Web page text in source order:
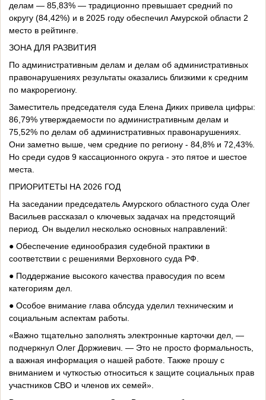
делам — 85,83% — традиционно превышает средний по
округу (84,42%) и в 2025 году обеспечил Амурской области 2
место в рейтинге.
ЗОНА ДЛЯ РАЗВИТИЯ
По административным делам и делам об административных
правонарушениях результаты оказались близкими к средним
по макрорегиону.
Заместитель председателя суда Елена Диких привела цифры:
86,79% утверждаемости по административным делам и
75,52% по делам об административных правонарушениях.
Они заметно выше, чем средние по региону - 84,8% и 72,43%.
Но среди судов 9 кассационного округа - это пятое и шестое
места.
ПРИОРИТЕТЫ НА 2026 ГОД
На заседании председатель Амурского областного суда Олег
Васильев рассказал о ключевых задачах на предстоящий
период. Он выделил несколько основных направлений:
● Обеспечение единообразия судебной практики в
соответствии с решениями Верховного суда РФ.
● Поддержание высокого качества правосудия по всем
категориям дел.
● Особое внимание глава облсуда уделил техническим и
социальным аспектам работы.
«Важно тщательно заполнять электронные карточки дел, —
подчеркнул Олег Доржиевич. — Это не просто формальность,
а важная информация о нашей работе. Также прошу с
вниманием и чуткостью относиться к защите социальных прав
участников СВО и членов их семей».